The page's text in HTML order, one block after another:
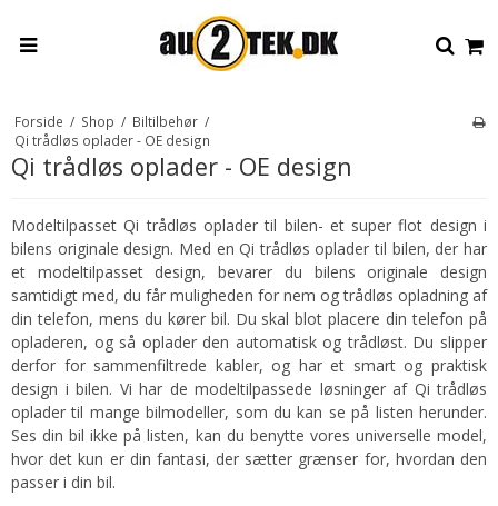
Forside / Shop / Biltilbehør /
Qi trådløs oplader - OE design
Qi trådløs oplader - OE design
Modeltilpasset Qi trådløs oplader til bilen- et super flot design i
bilens originale design. Med en Qi trådløs oplader til bilen, der har
et modeltilpasset design, bevarer du bilens originale design
samtidigt med, du får muligheden for nem og trådløs opladning af
din telefon, mens du kører bil. Du skal blot placere din telefon på
opladeren, og så oplader den automatisk og trådløst. Du slipper
derfor for sammenfiltrede kabler, og har et smart og praktisk
design i bilen. Vi har de modeltilpassede løsninger af Qi trådløs
oplader til mange bilmodeller, som du kan se på listen herunder.
Ses din bil ikke på listen, kan du benytte vores universelle model,
hvor det kun er din fantasi, der sætter grænser for, hvordan den
passer i din bil.